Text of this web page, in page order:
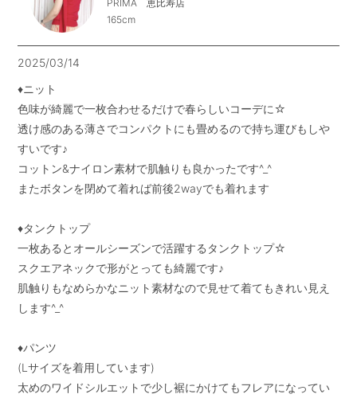
PRIMA 恵比寿店
165cm
2025/03/14
♦︎ニット
色味が綺麗で一枚合わせるだけで春らしいコーデに☆
透け感のある薄さでコンパクトにも畳めるので持ち運びもしや
すいです♪
コットン&ナイロン素材で肌触りも良かったです^_^
またボタンを閉めて着れば前後2wayでも着れます
♦︎タンクトップ
一枚あるとオールシーズンで活躍するタンクトップ☆
スクエアネックで形がとっても綺麗です♪
肌触りもなめらかなニット素材なので見せて着てもきれい見え
します^_^
♦︎パンツ
(Lサイズを着用しています)
太めのワイドシルエットで少し裾にかけてもフレアになってい